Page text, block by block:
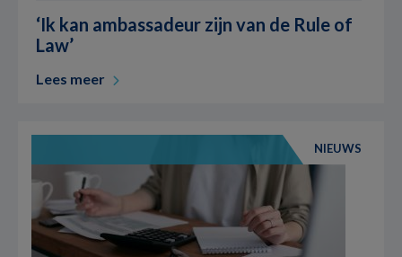
‘Ik kan ambassadeur zijn van de Rule of
Law’
Lees meer
NIEUWS